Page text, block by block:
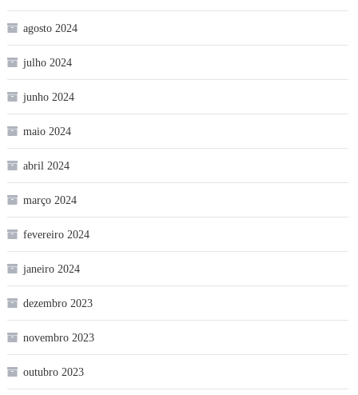
agosto 2024
julho 2024
junho 2024
maio 2024
abril 2024
março 2024
fevereiro 2024
janeiro 2024
dezembro 2023
novembro 2023
outubro 2023